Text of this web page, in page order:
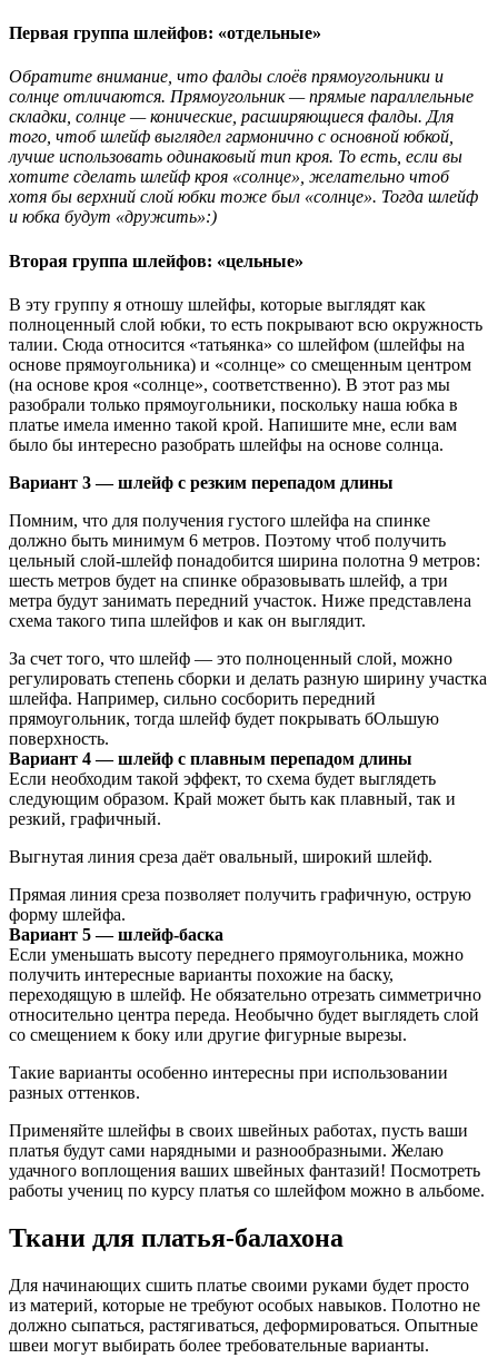
Первая группа шлейфов: «отдельные»
Обратите внимание, что фалды слоёв прямоугольники и
солнце отличаются. Прямоугольник — прямые параллельные
складки, солнце — конические, расширяющиеся фалды. Для
того, чтоб шлейф выглядел гармонично с основной юбкой,
лучше использовать одинаковый тип кроя. То есть, если вы
хотите сделать шлейф кроя «солнце», желательно чтоб
хотя бы верхний слой юбки тоже был «солнце». Тогда шлейф
и юбка будут «дружить»:)
Вторая группа шлейфов: «цельные»
В эту группу я отношу шлейфы, которые выглядят как
полноценный слой юбки, то есть покрывают всю окружность
талии. Сюда относится «татьянка» со шлейфом (шлейфы на
основе прямоугольника) и «солнце» со смещенным центром
(на основе кроя «солнце», соответственно). В этот раз мы
разобрали только прямоугольники, поскольку наша юбка в
платье имела именно такой крой. Напишите мне, если вам
было бы интересно разобрать шлейфы на основе солнца.
Вариант 3 — шлейф с резким перепадом длины
Помним, что для получения густого шлейфа на спинке
должно быть минимум 6 метров. Поэтому чтоб получить
цельный слой-шлейф понадобится ширина полотна 9 метров:
шесть метров будет на спинке образовывать шлейф, а три
метра будут занимать передний участок. Ниже представлена
схема такого типа шлейфов и как он выглядит.
За счет того, что шлейф — это полноценный слой, можно
регулировать степень сборки и делать разную ширину участка
шлейфа. Например, сильно сосборить передний
прямоугольник, тогда шлейф будет покрывать бОльшую
поверхность.
Вариант 4 — шлейф с плавным перепадом длины
Если необходим такой эффект, то схема будет выглядеть
следующим образом. Край может быть как плавный, так и
резкий, графичный.
Выгнутая линия среза даёт овальный, широкий шлейф.
Прямая линия среза позволяет получить графичную, острую
форму шлейфа.
Вариант 5 — шлейф-баска
Если уменьшать высоту переднего прямоугольника, можно
получить интересные варианты похожие на баску,
переходящую в шлейф. Не обязательно отрезать симметрично
относительно центра переда. Необычно будет выглядеть слой
со смещением к боку или другие фигурные вырезы.
Такие варианты особенно интересны при использовании
разных оттенков.
Применяйте шлейфы в своих швейных работах, пусть ваши
платья будут сами нарядными и разнообразными. Желаю
удачного воплощения ваших швейных фантазий! Посмотреть
работы учениц по курсу платья со шлейфом можно в альбоме.
Ткани для платья-балахона
Для начинающих сшить платье своими руками будет просто
из материй, которые не требуют особых навыков. Полотно не
должно сыпаться, растягиваться, деформироваться. Опытные
швеи могут выбирать более требовательные варианты.